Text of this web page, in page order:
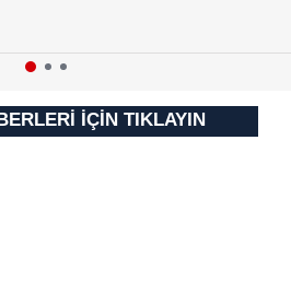
İÇİN TIKLAYIN